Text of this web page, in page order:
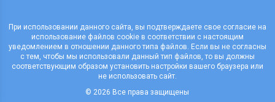
При использовании данного сайта, вы подтверждаете свое согласие на
использование файлов cookie в соответствии с настоящим
уведомлением в отношении данного типа файлов. Если вы не согласны
с тем, чтобы мы использовали данный тип файлов, то вы должны
соответствующим образом установить настройки вашего браузера или
не использовать сайт.
© 2026 Все права защищены